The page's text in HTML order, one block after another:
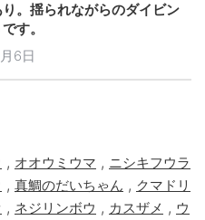
。揺られながらのダイビン
す。
6日
, オオウミウマ , ニシキフウラ
, 真鯛のだいちゃん , クマドリ
, ネジリンボウ , カスザメ , ウ